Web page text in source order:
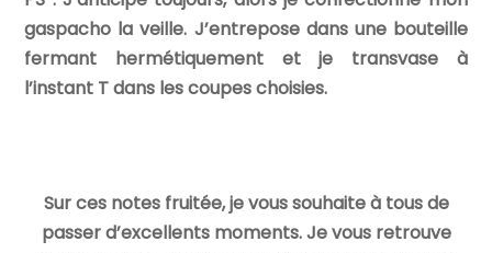
gaspacho la veille. J’entrepose dans une bouteille
fermant hermétiquement et je transvase à
l’instant T dans les coupes choisies.
Sur ces notes fruitée, je vous souhaite à tous de
passer d’excellents moments. Je vous retrouve